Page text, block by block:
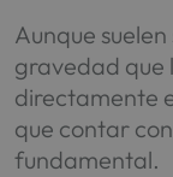
Aunque
gravedad que
directamente
que contar
fundamental.